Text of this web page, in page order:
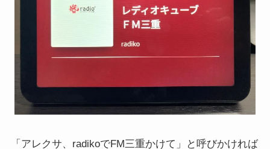
「アレクサ、radikoでFM三重かけて」と呼びかければ